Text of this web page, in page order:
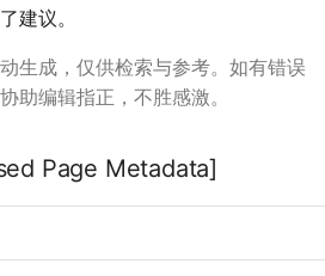
建议。
生成，仅供检索与参考。如有错误
助编辑指正，不胜感激。
Page Metadata]